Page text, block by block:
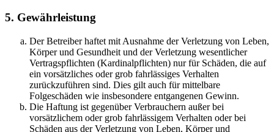
5. Gewährleistung
Der Betreiber haftet mit Ausnahme der Verletzung von Leben,
Körper und Gesundheit und der Verletzung wesentlicher
Vertragspflichten (Kardinalpflichten) nur für Schäden, die auf
ein vorsätzliches oder grob fahrlässiges Verhalten
zurückzuführen sind. Dies gilt auch für mittelbare
Folgeschäden wie insbesondere entgangenen Gewinn.
Die Haftung ist gegenüber Verbrauchern außer bei
vorsätzlichem oder grob fahrlässigem Verhalten oder bei
Schäden aus der Verletzung von Leben, Körper und